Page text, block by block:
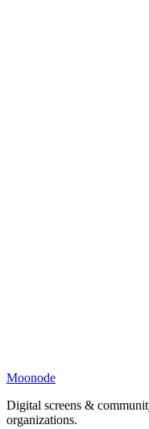
Moonode
Digital screens &
organizations.